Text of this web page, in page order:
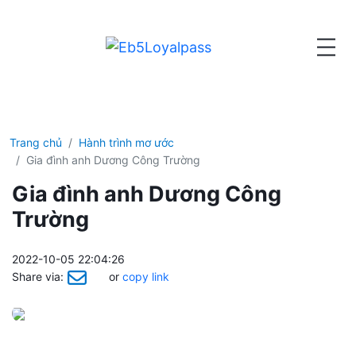
Trang chủ
Hành trình mơ ước
Gia đình anh Dương Công Trường
Gia đình anh Dương Công
Trường
2022-10-05 22:04:26
Share via:
or copy link